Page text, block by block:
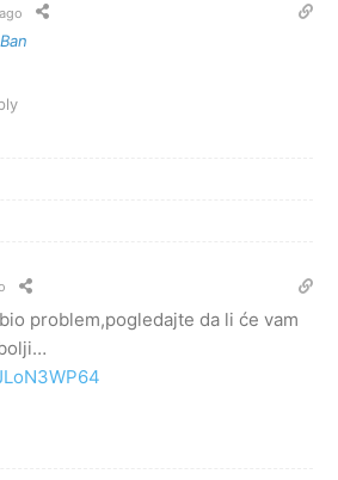
problem,pogledajte da li će vam